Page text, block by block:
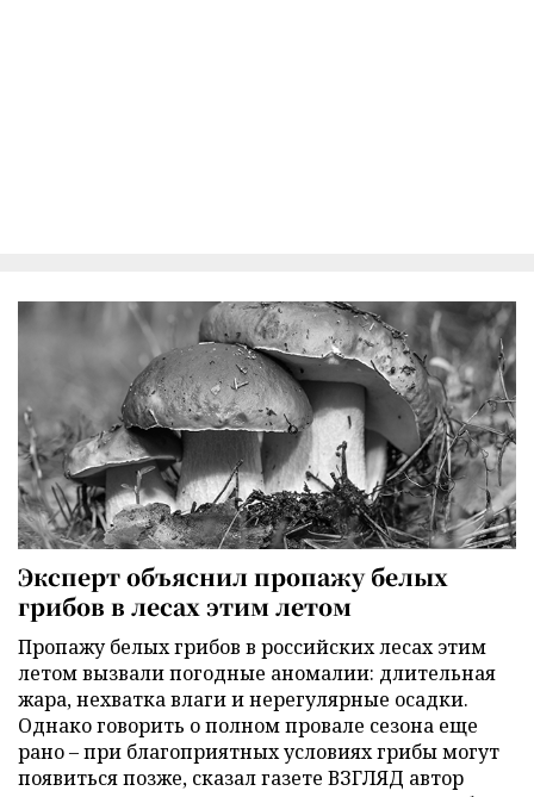
Эксперт объяснил пропажу белых
грибов в лесах этим летом
Пропажу белых грибов в российских лесах этим
летом вызвали погодные аномалии: длительная
жара, нехватка влаги и нерегулярные осадки.
Однако говорить о полном провале сезона еще
рано – при благоприятных условиях грибы могут
появиться позже, сказал газете ВЗГЛЯД автор